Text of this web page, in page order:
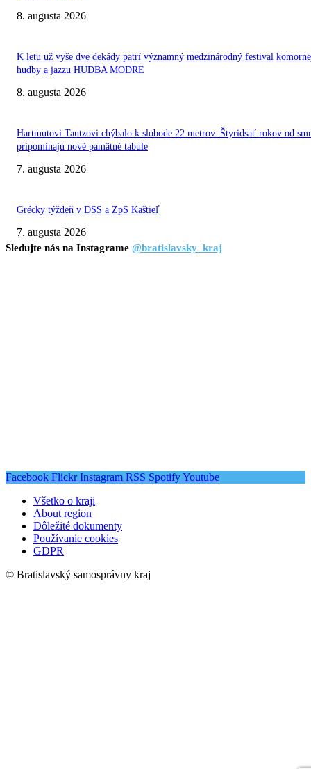
8. augusta 2026
K letu už vyše dve dekády patrí významný medzinárodný festival
hudby a jazzu HUDBA MODRE
8. augusta 2026
Hartmutovi Tautzovi chýbalo k slobode 22 metrov. Štyridsať rokov od
pripomínajú nové pamätné tabule
7. augusta 2026
Grécky týždeň v DSS a ZpS Kaštieľ
7. augusta 2026
Sledujte nás na Instagrame @bratislavsky_kraj
Facebook Flickr Instagram RSS SpotifyYoutube
Všetko o kraji
About region
Dôležité dokumenty
Používanie cookies
GDPR
© Bratislavský samosprávny kraj